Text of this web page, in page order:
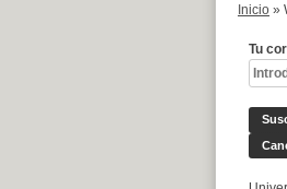
Inicio »
Tu